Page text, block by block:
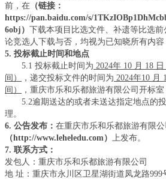
前，在 （链接：
https://pan.baidu.com/s/
6obj） 下载本项目比选文件、补遗等比选
论竞选人下载与否，均视为已知晓所有内容
5. 投标截止时间和地点
5.1 投标截止时间为 2024年 10 月 18 日
间）
，递交投标文件的时间为 2024年10 月
间）
，重庆市乐和乐都旅游有限公司开标室
5.2逾期送达的或者未送达指定地点的
理。
6. 公告发布： 在重庆市乐和乐都旅游有限公
（http://www.leheledu.com）
上发布。
7. 联系方式 ：
发包人：重庆市乐和乐都旅游有限公司
地 址：重庆市永川区卫星湖街道凤龙路999